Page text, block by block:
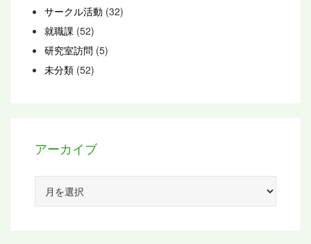
サークル活動 (32)
就職課 (52)
研究室訪問 (5)
未分類 (52)
アーカイブ
カ